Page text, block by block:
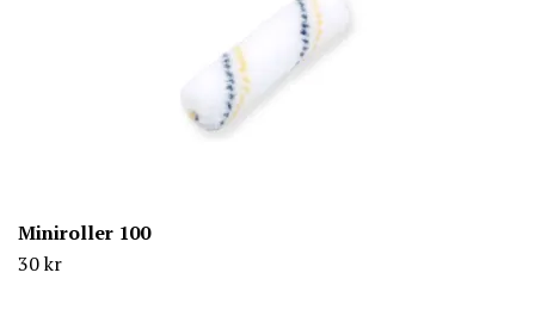
Miniroller 100
30 kr